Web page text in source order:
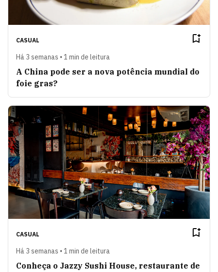
CASUAL
Há 3 semanas • 1 min de leitura
A China pode ser a nova potência mundial do
foie gras?
CASUAL
Há 3 semanas • 1 min de leitura
Conheça o Jazzy Sushi House, restaurante de